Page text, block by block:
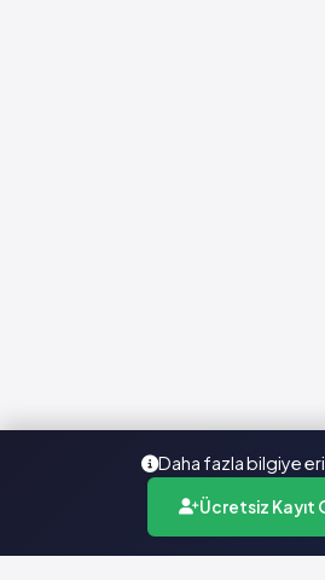
Daha fazla bilgiye
Ücretsiz Kayıt